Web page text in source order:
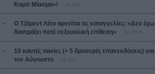
Καμπ Μίασμα»!
Ο Τζάρεντ Λέτο αρνείται τις καταγγελίες: «Δεν έχω
διαπράξει ποτέ σεξουαλική επίθεση»
10 καυτές ταινίες (+ 5 δροσερές επανεκδόσεις) για
τον Αύγουστο